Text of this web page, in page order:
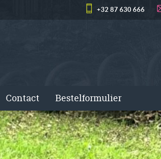
+32 87 630 666
Contact Bestelformulier